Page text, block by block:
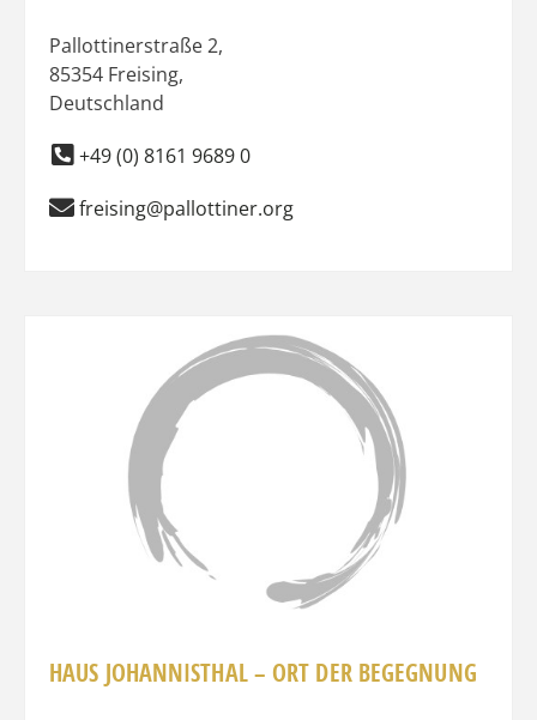
Pallottinerstraße 2,
85354 Freising,
Deutschland
+49 (0) 8161 9689 0
freising@pallottiner.org
HAUS JOHANNISTHAL – ORT DER BEGEGNUNG